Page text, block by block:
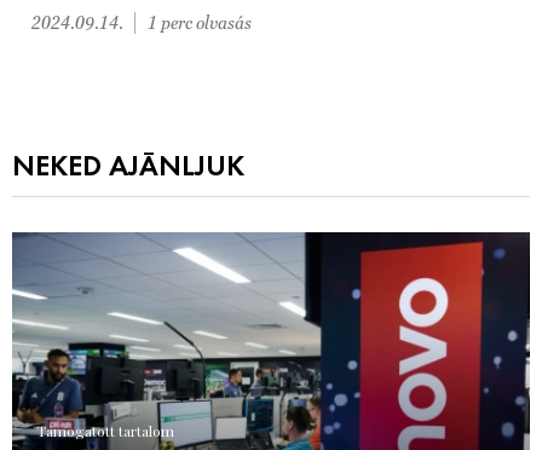
2024.09.14. 1 perc olvasás
NEKED AJÁNLJUK
Támogatott tartalom